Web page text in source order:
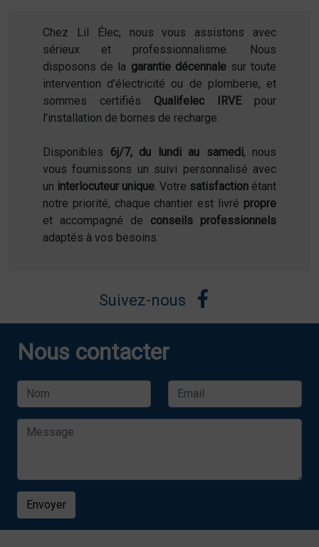
Chez Lil Élec, nous vous assistons avec
sérieux et professionnalisme. Nous
disposons de la garantie décennalesur toute
intervention d’électricité ou de plomberie, et
sommes certifiés Qualifelec IRVEpour
l’installation de bornes de recharge.
Disponibles 6j/7, du lundi au samedi, nous
vous fournissons un suivi personnalisé avec
un interlocuteur unique. Votre satisfaction étant
notre priorité, chaque chantier est livré propre
et accompagné de conseils professionnels
adaptés à vos besoins.
Suivez-nous
Nous contacter
Envoyer